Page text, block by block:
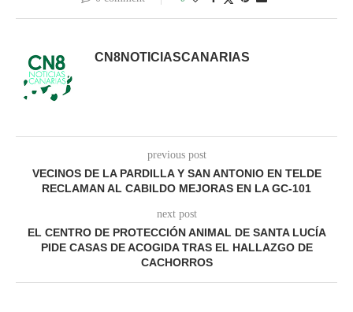
CN8NOTICIASCANARIAS
previous post
VECINOS DE LA PARDILLA Y SAN ANTONIO EN TELDE
RECLAMAN AL CABILDO MEJORAS EN LA GC-101
next post
EL CENTRO DE PROTECCIÓN ANIMAL DE SANTA LUCÍA
PIDE CASAS DE ACOGIDA TRAS EL HALLAZGO DE
CACHORROS